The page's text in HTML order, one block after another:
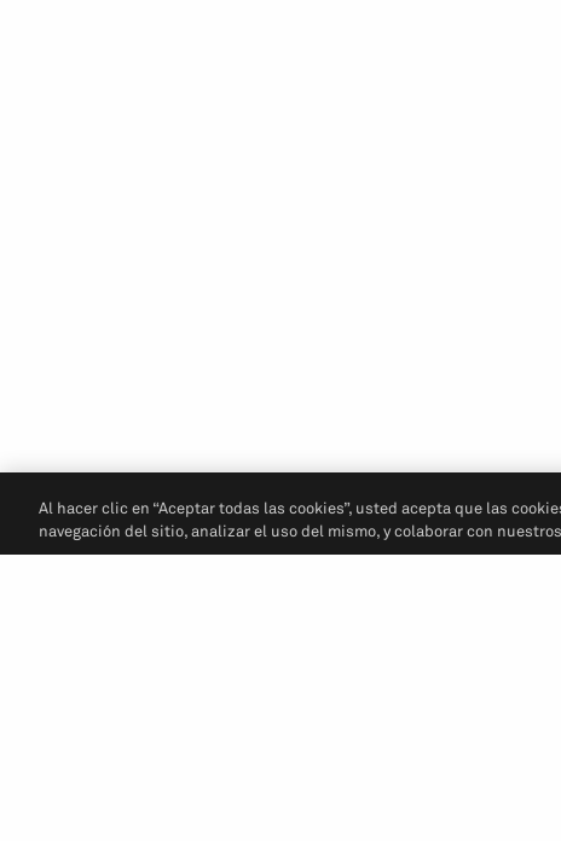
Al hacer clic en “Aceptar todas las cookies”, usted acepta que las
navegación del sitio, analizar el uso del mismo, y colaborar con